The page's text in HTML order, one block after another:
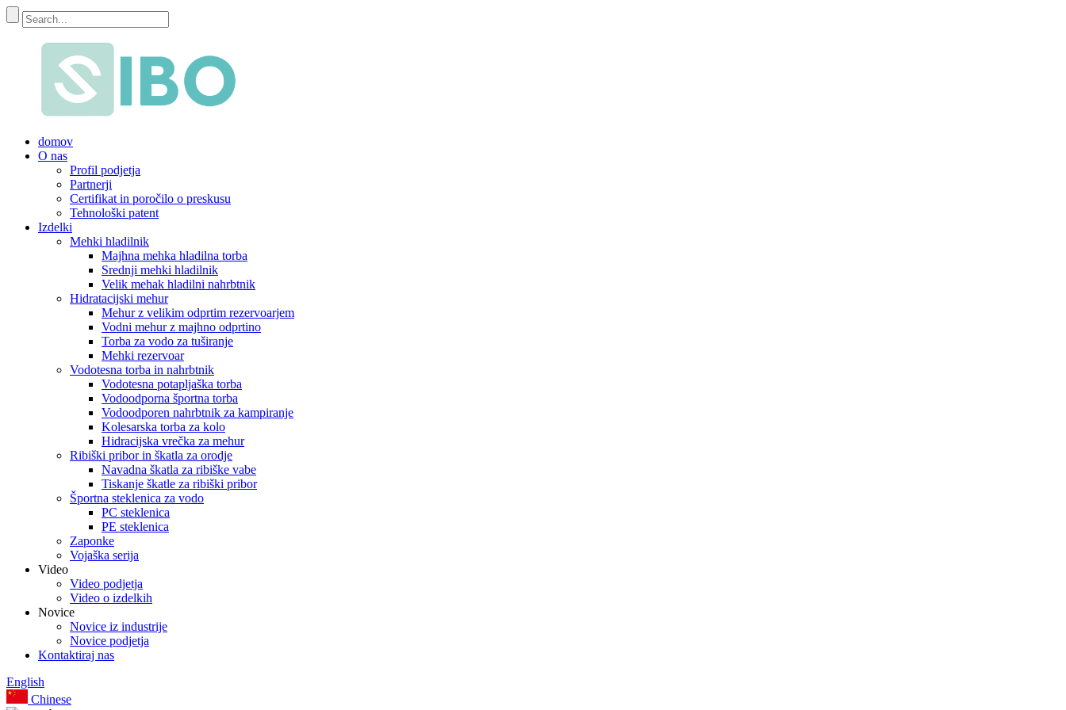
domov
O nas
Profil podjetja
Partnerji
Certifikat in poročilo o preskusu
Tehnološki patent
Izdelki
Mehki hladilnik
Majhna mehka hladilna torba
Srednji mehki hladilnik
Velik mehak hladilni nahrbtnik
Hidratacijski mehur
Mehur z velikim odprtim rezervoarjem
Vodni mehur z majhno odprtino
Torba za vodo za tuširanje
Mehki rezervoar
Vodotesna torba in nahrbtnik
Vodotesna potapljaška torba
Vodoodporna športna torba
Vodoodporen nahrbtnik za kampiranje
Kolesarska torba za kolo
Hidracijska vrečka za mehur
Ribiški pribor in škatla za orodje
Navadna škatla za ribiške vabe
Tiskanje škatle za ribiški pribor
Športna steklenica za vodo
PC steklenica
PE steklenica
Zaponke
Vojaška serija
Video
Video podjetja
Video o izdelkih
Novice
Novice iz industrije
Novice podjetja
Kontaktiraj nas
English
Chinese